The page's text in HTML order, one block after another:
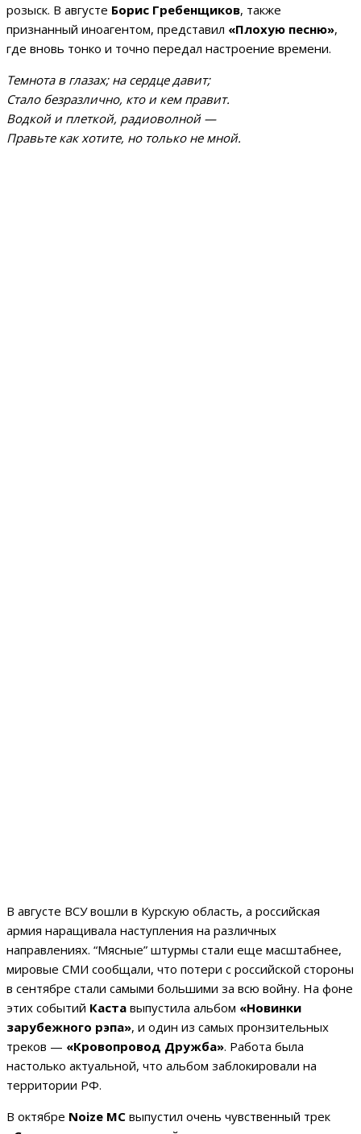
розыск. В августе Борис Гребенщиков, также
признанный иноагентом, представил «Плохую песню»,
где вновь тонко и точно передал настроение времени.
Темнота в глазах; на сердце давит;
Стало безразлично, кто и кем правит.
Водкой и плеткой, радиоволной —
Правьте как хотите, но только не мной.
В августе ВСУ вошли в Курскую область, а российская
армия наращивала наступления на различных
направлениях. “Мясные” штурмы стали еще масштабнее,
мировые СМИ сообщали, что потери с российской стороны
в сентябре стали самыми большими за всю войну. На фоне
этих событий Каста выпустила альбом «Новинки
зарубежного рэпа», и один из самых пронзительных
треков — «Кровопровод Дружба». Работа была
настолько актуальной, что альбом заблокировали на
территории РФ.
В октябре Noize MC выпустил очень чувственный трек